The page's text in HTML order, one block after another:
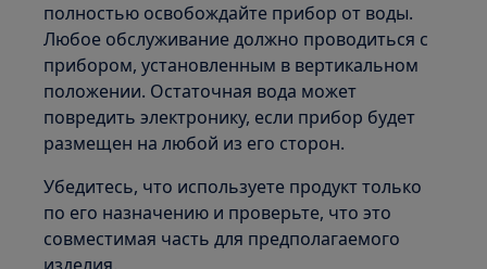
полностью освобождайте прибор от воды.
Любое обслуживание должно проводиться с
прибором, установленным в вертикальном
положении. Остаточная вода может
повредить электронику, если прибор будет
размещен на любой из его сторон.
Убедитесь, что используете продукт только
по его назначению и проверьте, что это
совместимая часть для предполагаемого